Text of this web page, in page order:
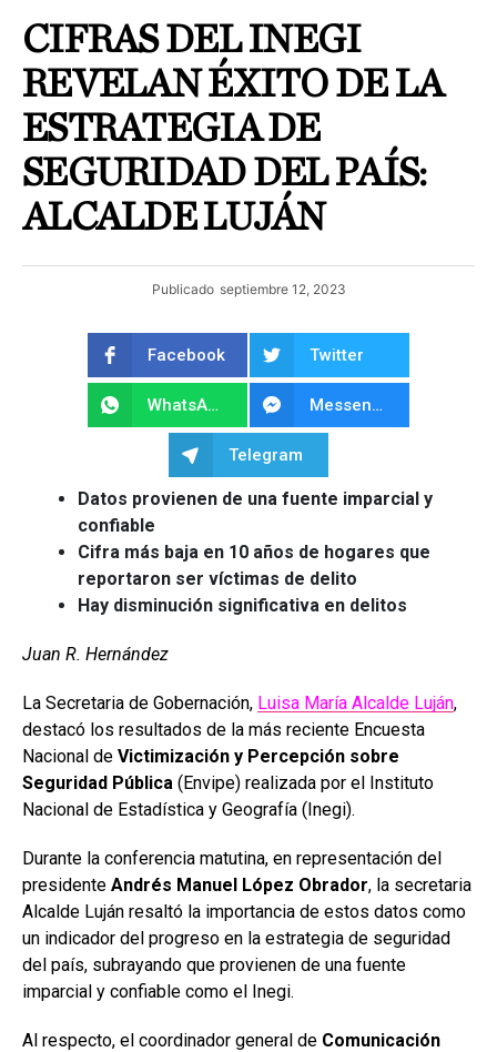
CIFRAS DEL INEGI
REVELAN ÉXITO DE LA
ESTRATEGIA DE
SEGURIDAD DEL PAÍS:
ALCALDE LUJÁN
Publicado septiembre 12, 2023
Facebook Twitter
WhatsApp Messenger
Telegram
Datos provienen de una fuente imparcial y
confiable
Cifra más baja en 10 años de hogares que
reportaron ser víctimas de delito
Hay disminución significativa en delitos
Juan R. Hernández
La Secretaria de Gobernación, Luisa María Alcalde Luján,
destacó los resultados de la más reciente Encuesta
Nacional de Victimización y Percepción sobre
Seguridad Pública (Envipe) realizada por el Instituto
Nacional de Estadística y Geografía (Inegi).
Durante la conferencia matutina, en representación del
presidente Andrés Manuel López Obrador, la secretaria
Alcalde Luján resaltó la importancia de estos datos como
un indicador del progreso en la estrategia de seguridad
del país, subrayando que provienen de una fuente
imparcial y confiable como el Inegi.
Al respecto, el coordinador general de Comunicación